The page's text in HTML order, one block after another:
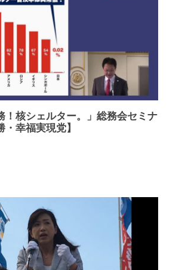
！核シェルター。」総務会セミナ
幸福実現党】